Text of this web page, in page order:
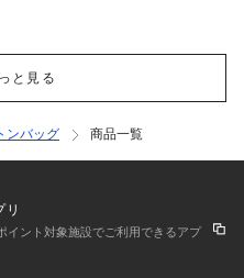
と見る
ンバッグ 商品一覧
リ
イント対象施設でご利用できるアプ